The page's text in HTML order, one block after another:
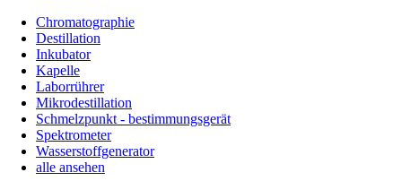
Chromatographie
Destillation
Inkubator
Kapelle
Laborrührer
Mikrodestillation
Schmelzpunkt - bestimmungsgerät
Spektrometer
Wasserstoffgenerator
alle ansehen